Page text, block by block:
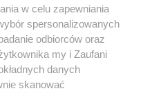
w celu zapewniania
spersonalizowanych
odbiorców oraz
my i Zaufani
danych
skanować